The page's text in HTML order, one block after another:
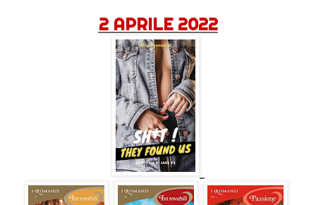
2 APRILE 2022